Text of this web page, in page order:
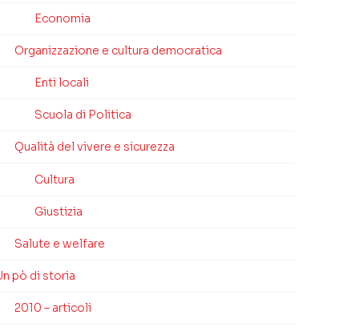
Economia
Organizzazione e cultura democratica
Enti locali
Scuola di Politica
Qualità del vivere e sicurezza
Cultura
Giustizia
Salute e welfare
pò di storia
2010 – articoli